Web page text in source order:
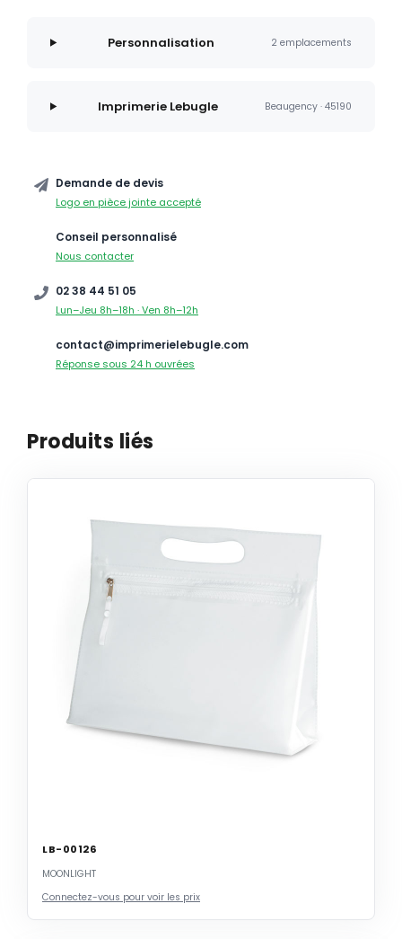
Personnalisation 2 emplacements
Imprimerie Lebugle Beaugency · 45190
Demande de devis
Logo en pièce jointe accepté
Conseil personnalisé
Nous contacter
02 38 44 51 05
Lun–Jeu 8h–18h · Ven 8h–12h
contact@imprimerielebugle.com
Réponse sous 24 h ouvrées
Produits liés
LB-00126
MOONLIGHT
Connectez-vous pour voir les prix